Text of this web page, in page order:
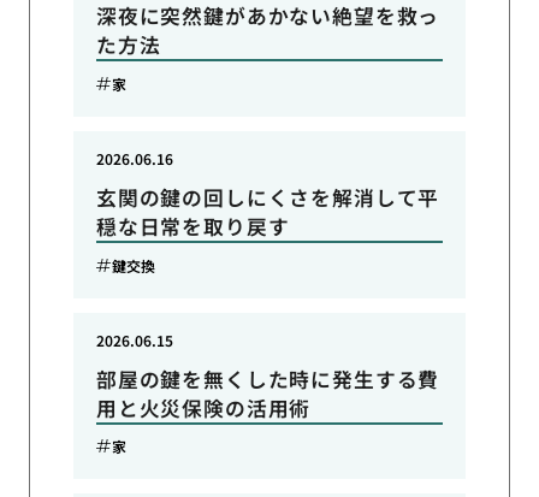
深夜に突然鍵があかない絶望を救っ
た方法
家
玄関の鍵の回しにくさを解消して平
穏な日常を取り戻す
2026.06.16
鍵交換
部屋の鍵を無くした時に発生する費
用と火災保険の活用術
2026.06.15
家